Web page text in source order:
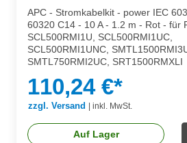
APC - Stromkabelkit - power IEC
60320 C14 - 10 A - 1.2 m - Rot - für
SCL500RMI1U, SCL500RMI1UC,
SCL500RMI1UNC,
SMTL750RMI2UC, SRT1500RMXLI
110,24 €*
zzgl. Versand inkl. MwSt.
Auf Lager